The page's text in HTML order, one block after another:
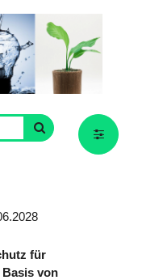
für
von